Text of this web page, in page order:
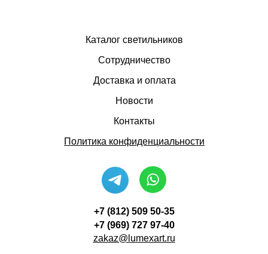
Политика конфиденциальности
Контакты
Новости
Доставка и оплата
Сотрудничество
+7 (812) 509 50-35
+7 (969) 727 97-40
zakaz@lumexart.ru
Каталог светильников